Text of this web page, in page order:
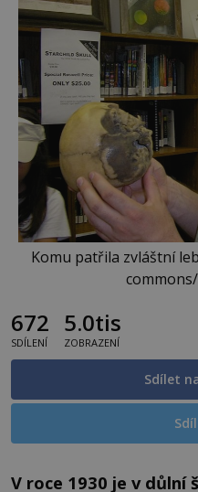
Komu patřila zvláštní
commons/
672
SDÍLENÍ
5.0tis
ZOBRAZENÍ
Sdílet
V roce 1930 je v důlní